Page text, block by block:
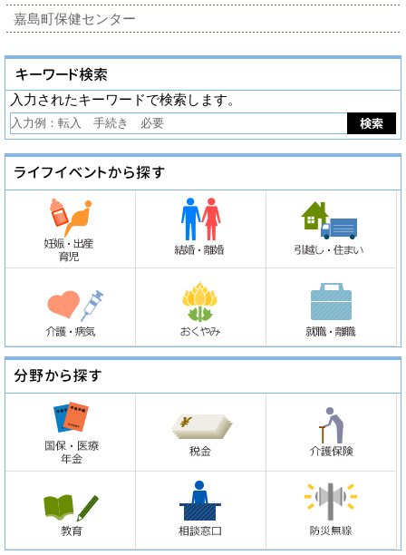
嘉島町保健センター
入力されたキーワードで検索します。